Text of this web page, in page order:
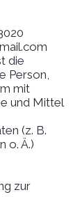
die
Person,
mit
und Mittel
(z. B.
o. Ä.)
zur